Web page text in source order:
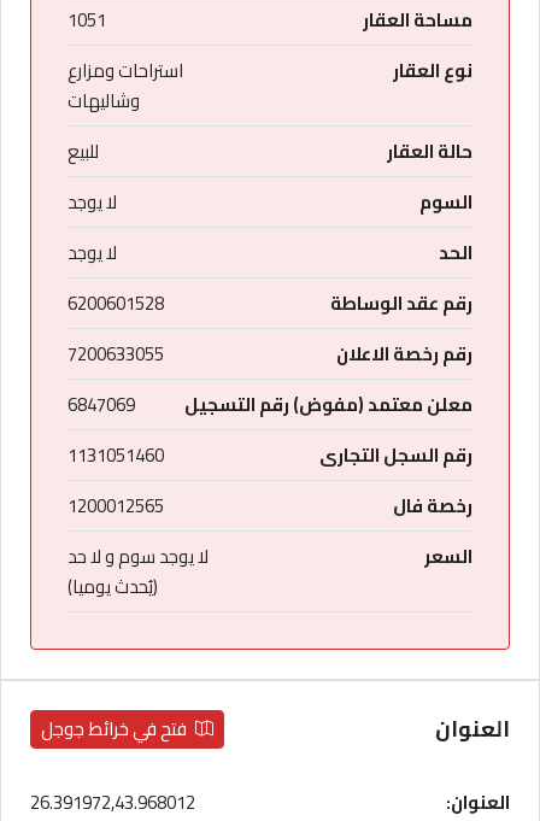
مساحة العقار
1051
نوع العقار
استراحات ومزارع
وشاليهات
حالة العقار
للبيع
السوم
لا يوجد
الحد
لا يوجد
رقم عقد الوساطة
6200601528
رقم رخصة الاعلان
7200633055
معلن معتمد (مفوض) رقم التسجيل
6847069
رقم السجل التجارى
1131051460
رخصة فال
1200012565
السعر
لا يوجد سوم و لا حد
(يُحدث يوميا)
العنوان فتح في خرائط جوجل
العنوان: 26.391972,43.968012